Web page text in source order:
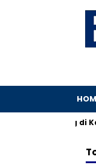
Diduga Hilang di